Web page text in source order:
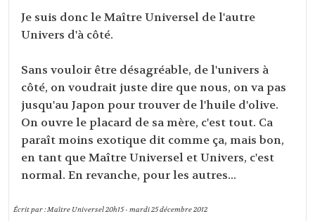
Je suis donc le Maître Universel de l'autre
Univers d'à côté.
Sans vouloir être désagréable, de l'univers à
côté, on voudrait juste dire que nous, on va pas
jusqu'au Japon pour trouver de l'huile d'olive.
On ouvre le placard de sa mère, c'est tout. Ca
paraît moins exotique dit comme ça, mais bon,
en tant que Maître Universel et Univers, c'est
normal. En revanche, pour les autres...
Écrit par :Maître Universel20h15-mardi 25décembre 2012